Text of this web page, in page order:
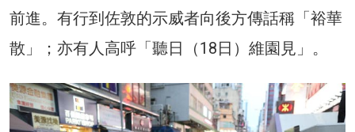
前進。有行到佐敦的示威者向後方傳話稱「裕華
散」；亦有人高呼「聽日（18日）維園見」。